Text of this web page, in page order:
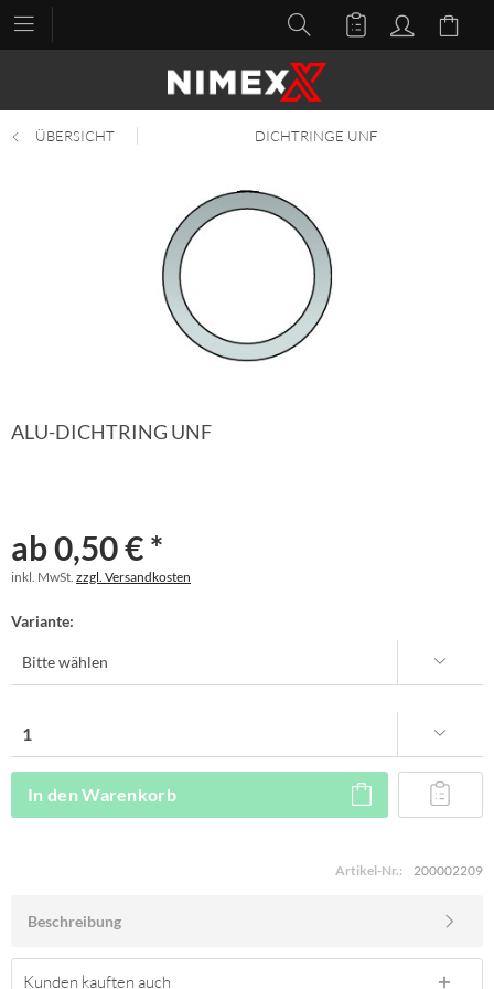
ÜBERSICHT DICHTRINGE UNF
ALU-DICHTRING UNF
ab 0,50 € *
inkl. MwSt. zzgl. Versandkosten
Variante:
In den Warenkorb
Artikel-Nr.: 200002209
Beschreibung
Kunden kauften auch